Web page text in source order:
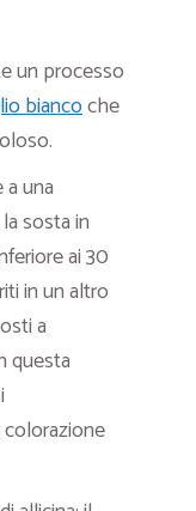
un processo
biancoche
una
sosta in
ai 30
in un altro
a
questa